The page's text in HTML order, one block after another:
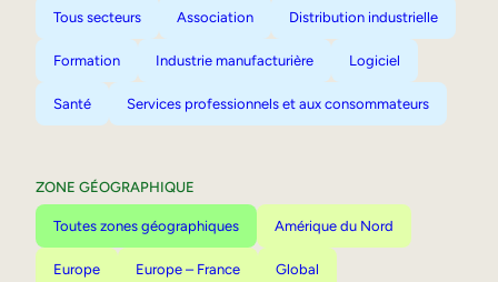
Tous secteurs Association Distribution industrielle
Formation Industrie manufacturière Logiciel
Santé Services professionnels et aux consommateurs
ZONE GÉOGRAPHIQUE
Toutes zones géographiques Amérique du Nord
Europe Europe – France Global